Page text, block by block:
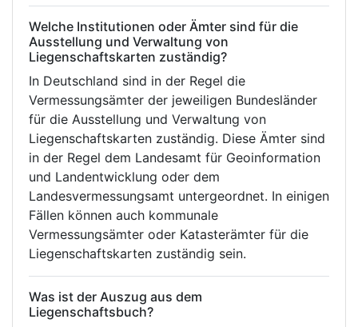
Welche Institutionen oder Ämter sind für die
Ausstellung und Verwaltung von
Liegenschaftskarten zuständig?
In Deutschland sind in der Regel die
Vermessungsämter der jeweiligen Bundesländer
für die Ausstellung und Verwaltung von
Liegenschaftskarten zuständig. Diese Ämter sind
in der Regel dem Landesamt für Geoinformation
und Landentwicklung oder dem
Landesvermessungsamt untergeordnet. In einigen
Fällen können auch kommunale
Vermessungsämter oder Katasterämter für die
Liegenschaftskarten zuständig sein.
Was ist der Auszug aus dem
Liegenschaftsbuch?